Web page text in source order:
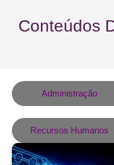
Conteúdos
Administração
Recursos Humanos